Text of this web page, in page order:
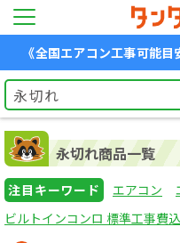
《全国エアコン工事可能目
永切れ商品一覧
注目キーワード エアコン
ビルトインコンロ 標準工事費